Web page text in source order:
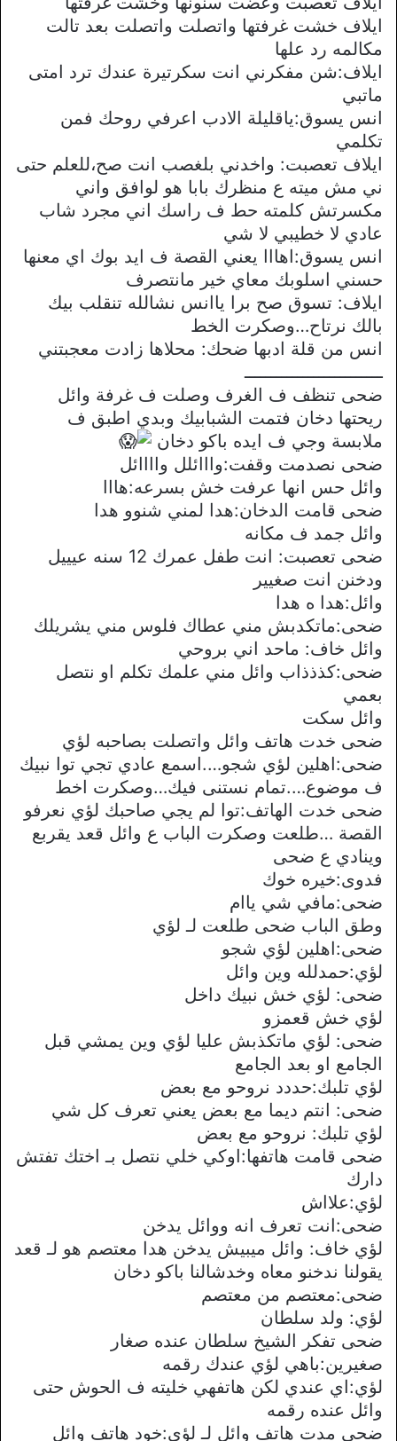
ايلاف خشت غرفتها واتصلت واتصلت بعد تالت
مكالمه رد علها
ايلاف:شن مفكرني انت سكرتيرة عندك ترد امتى
ماتبي
انس يسوق:ياقليلة الادب اعرفي روحك فمن
تكلمي
ايلاف تعصبت: واخدني بلغصب انت صح،للعلم حتى
ني مش ميته ع منظرك بابا هو لوافق واني
مكسرتش كلمته حط ف راسك اني مجرد شاب
عادي لا خطيبي لا شي
انس يسوق:اهااا يعني القصة ف ايد بوك اي معنها
حسني اسلوبك معاي خير مانتصرف
ايلاف: تسوق صح برا ياانس نشالله تنقلب بيك
بالك نرتاح…وصكرت الخط
انس من قلة ادبها ضحك: محلاها زادت معجبتني
ــــــــــــــــــــــــــ
ضحى تنظف ف الغرف وصلت ف غرفة وائل
ريحتها دخان فتمت الشبابيك وبدي اطبق ف
ملابسة وجي ف ايده باكو دخان
ضحى نصدمت وقفت:وااائلل واااائل
وائل حس انها عرفت خش بسرعه:هااا
ضحى قامت الدخان:هدا لمني شنوو هدا
وائل جمد ف مكانه
ضحى تعصبت: انت طفل عمرك 12 سنه عيييل
ودخنن انت صغيير
وائل:هدا ه هدا
ضحى:ماتكدبش مني عطاك فلوس مني يشريلك
وائل خاف: ماحد اني بروحي
ضحى:كذذذاب وائل مني علمك تكلم او نتصل
بعمي
وائل سكت
ضحى خدت هاتف وائل واتصلت بصاحبه لؤي
ضحى:اهلين لؤي شجو….اسمع عادي تجي توا نبيك
ف موضوع….تمام نستنى فيك…وصكرت اخط
ضحى خدت الهاتف:توا لم يجي صاحبك لؤي نعرفو
القصة …طلعت وصكرت الباب ع وائل قعد يقربع
وينادي ع ضحى
فدوى:خيره خوك
ضحى:مافي شي ياام
وطق الباب ضحى طلعت لـ لؤي
ضحى:اهلين لؤي شجو
لؤي:حمدلله وين وائل
ضحى: لؤي خش نبيك داخل
لؤي خش قعمزو
ضحى: لؤي ماتكذبش عليا لؤي وين يمشي قبل
الجامع او بعد الجامع
لؤي تلبك:حددد نروحو مع بعض
ضحى: انتم ديما مع بعض يعني تعرف كل شي
لؤي تلبك: نروحو مع بعض
ضحى قامت هاتفها:اوكي خلي نتصل بـ اختك تفتش
دارك
لؤي:علااش
ضحى:انت تعرف انه ووائل يدخن
لؤي خاف: وائل ميبيش يدخن هدا معتصم هو لـ قعد
يقولنا ندخنو معاه وخدشالنا باكو دخان
ضحى:معتصم من معتصم
لؤي: ولد سلطان
ضحى تفكر الشيخ سلطان عنده صغار
صغيرين:باهي لؤي عندك رقمه
لؤي:اي عندي لكن هاتفهي خليته ف الحوش حتى
وائل عنده رقمه
ضحى مدت هاتف وائل لـ لؤي:خود هاتف وائل